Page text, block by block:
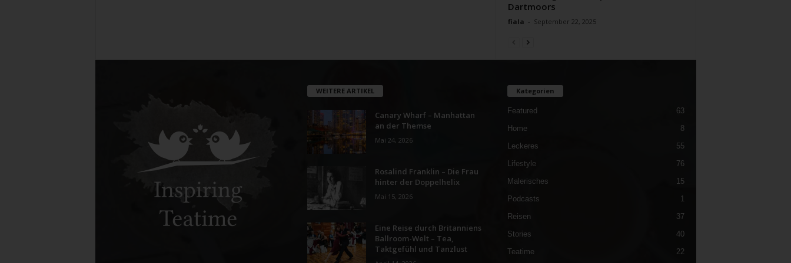
Dartmoors
fiala - September 22, 2025
WEITERE ARTIKEL
Canary Wharf – Manhattan
an der Themse
Mai 24, 2026
Rosalind Franklin – Die Frau
hinter der Doppelhelix
Mai 15, 2026
Eine Reise durch Britanniens
Ballroom-Welt – Tea,
Taktgefühl und Tanzlust
Kategorien
Featured
63
Home
8
Leckeres
55
Lifestyle
76
Malerisches
15
Podcasts
1
Reisen
37
Stories
40
Teatime
22